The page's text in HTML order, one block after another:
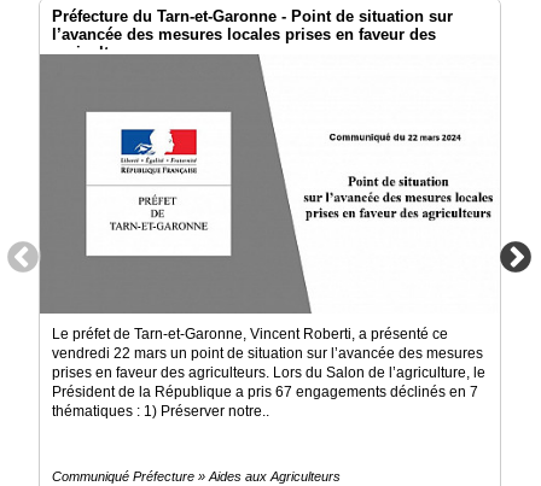
Préfecture du Tarn-et-Garonne - Point de situation sur
l’avancée des mesures locales prises en faveur des
agriculteurs
Le préfet de Tarn-et-Garonne, Vincent Roberti, a présenté ce
vendredi 22 mars un point de situation sur l’avancée des mesures
prises en faveur des agriculteurs. Lors du Salon de l’agriculture, le
Président de la République a pris 67 engagements déclinés en 7
thématiques : 1) Préserver notre..
Communiqué Préfecture » Aides aux Agriculteurs